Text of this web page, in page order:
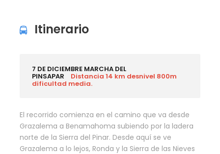
Itinerario
7 DE DICIEMBRE MARCHA DEL
PINSAPAR Distancia 14 km desnivel 800m
dificultad media.
El recorrido comienza en el camino que va desde
Grazalema a Benamahoma subiendo por la ladera
norte de la Sierra del Pinar. Desde aquí se ve
Grazalema a lo lejos, Ronda y la Sierra de las Nieves